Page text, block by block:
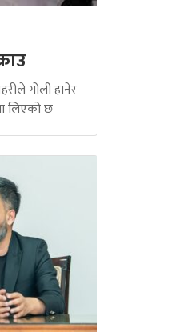
गोली हानेर
लिएको छ